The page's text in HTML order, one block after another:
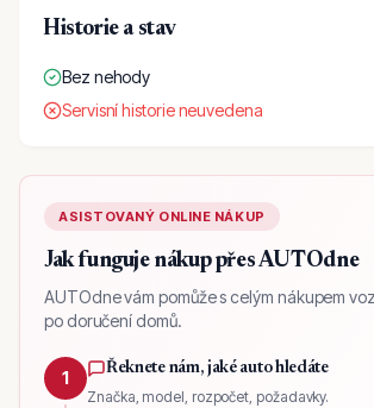
Historie a stav
Bez nehody
Servisní historie neuvedena
ASISTOVANÝ ONLINE NÁKUP
Jak funguje nákup přes AUTOdne
AUTOdne vám pomůže s celým nákupem
po doručení domů.
1 Řeknete nám, jaké auto hledáte
Značka, model, rozpočet, požadavky.